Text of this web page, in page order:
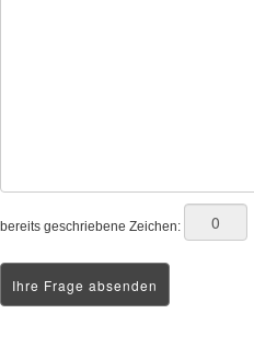
bereits geschriebene Zeichen: